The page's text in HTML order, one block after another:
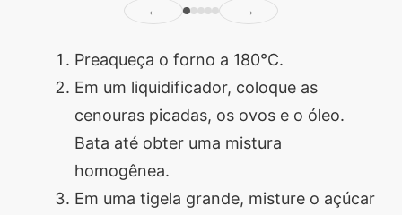
← →
Preaqueça o forno a 180°C.
Em um liquidificador, coloque as
cenouras picadas, os ovos e o óleo.
Bata até obter uma mistura
homogênea.
Em uma tigela grande, misture o açúcar